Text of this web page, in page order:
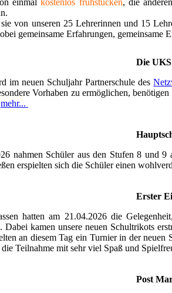
einmalkostenlos frühstücken, die
von unseren 25 Lehrerinnen und 15
gemeinsame Erfahrungen, gemeinsame
Die
im neuen Schuljahr Partnerschule des
Vorhaben zu ermöglichen,
mehr...
nahmen Schüler aus den Stufen 8 und
erspielten sich die Schüler einen
Erster
hatten am 21.04.2026 die
Dabei kamen unsere neuen Schultrikots
an diesem Tag ein Turnier in der
Teilnahme mit sehr viel Spaß und
Post